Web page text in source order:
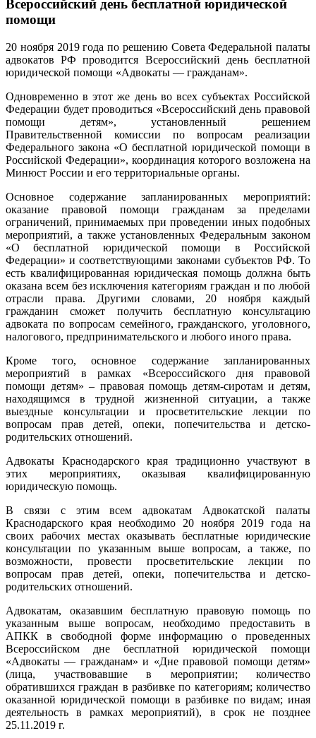
Всероссийский день бесплатной юридической
помощи
20 ноября 2019 года по решению Совета Федеральной палаты
адвокатов РФ проводится Всероссийский день бесплатной
юридической помощи «Адвокаты — гражданам».
Одновременно в этот же день во всех субъектах Российской
Федерации будет проводиться «Всероссийский день правовой
помощи детям», установленный решением
Правительственной комиссии по вопросам реализации
Федерального закона «О бесплатной юридической помощи в
Российской Федерации», координация которого возложена на
Минюст России и его территориальные органы.
Основное содержание запланированных мероприятий:
оказание правовой помощи гражданам за пределами
ограничений, принимаемых при проведении иных подобных
мероприятий, а также установленных Федеральным законом
«О бесплатной юридической помощи в Российской
Федерации» и соответствующими законами субъектов РФ. То
есть квалифицированная юридическая помощь должна быть
оказана всем без исключения категориям граждан и по любой
отрасли права. Другими словами, 20 ноября каждый
гражданин сможет получить бесплатную консультацию
адвоката по вопросам семейного, гражданского, уголовного,
налогового, предпринимательского и любого иного права.
Кроме того, основное содержание запланированных
мероприятий в рамках «Всероссийского дня правовой
помощи детям» – правовая помощь детям-сиротам и детям,
находящимся в трудной жизненной ситуации, а также
выездные консультации и просветительские лекции по
вопросам прав детей, опеки, попечительства и детско-
родительских отношений.
Адвокаты Краснодарского края традиционно участвуют в
этих мероприятиях, оказывая квалифицированную
юридическую помощь.
В связи с этим всем адвокатам Адвокатской палаты
Краснодарского края необходимо 20 ноября 2019 года на
своих рабочих местах оказывать бесплатные юридические
консультации по указанным выше вопросам, а также, по
возможности, провести просветительские лекции по
вопросам прав детей, опеки, попечительства и детско-
родительских отношений.
Адвокатам, оказавшим бесплатную правовую помощь по
указанным выше вопросам, необходимо предоставить в
АПКК в свободной форме информацию о проведенных
Всероссийском дне бесплатной юридической помощи
«Адвокаты — гражданам» и «Дне правовой помощи детям»
(лица, участвовавшие в мероприятии; количество
обратившихся граждан в разбивке по категориям; количество
оказанной юридической помощи в разбивке по видам; иная
деятельность в рамках мероприятий), в срок не позднее
25.11.2019 г.